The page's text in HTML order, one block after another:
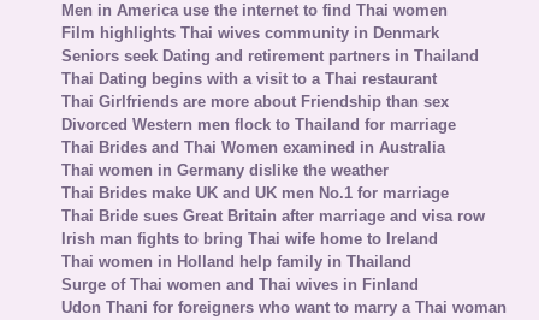
Men in America use the internet to find Thai women
Film highlights Thai wives community in Denmark
Seniors seek Dating and retirement partners in Thailand
Thai Dating begins with a visit to a Thai restaurant
Thai Girlfriends are more about Friendship than sex
Divorced Western men flock to Thailand for marriage
Thai Brides and Thai Women examined in Australia
Thai women in Germany dislike the weather
Thai Brides make UK and UK men No.1 for marriage
Thai Bride sues Great Britain after marriage and visa row
Irish man fights to bring Thai wife home to Ireland
Thai women in Holland help family in Thailand
Surge of Thai women and Thai wives in Finland
Udon Thani for foreigners who want to marry a Thai woman